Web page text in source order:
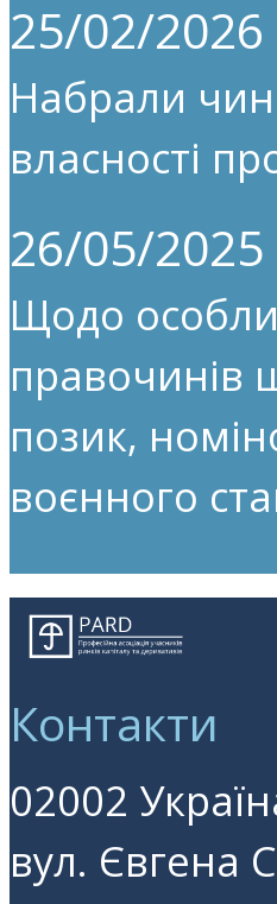
25/02/2026
Набрали
власності
26/05/2025
Щодо
правочинів
позик,
воєнного
Контакти
02002
вул. Євгена